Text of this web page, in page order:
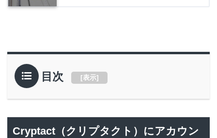
目次 [表示]
Cryptact（クリプタクト）にアカウン